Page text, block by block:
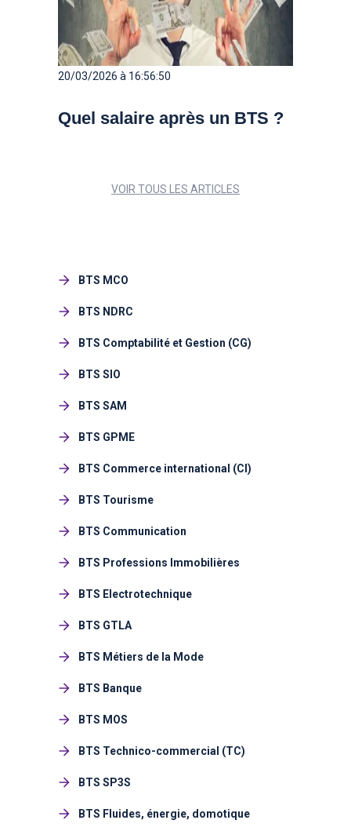
20/03/2026 à 16:56:50
Quel salaire après un BTS ?
VOIR TOUS LES ARTICLES
BTS MCO
BTS NDRC
BTS Comptabilité et Gestion (CG)
BTS SIO
BTS SAM
BTS GPME
BTS Commerce international (CI)
BTS Tourisme
BTS Communication
BTS Professions Immobilières
BTS Electrotechnique
BTS GTLA
BTS Métiers de la Mode
BTS Banque
BTS MOS
BTS Technico-commercial (TC)
BTS SP3S
BTS Fluides, énergie, domotique